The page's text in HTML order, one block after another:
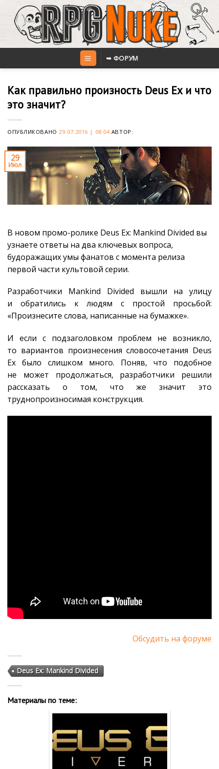
content
➥ ФОРУМ
Как правильно произность Deus Ex и что
это значит?
ОПУБЛИКОВАНО 29.07.2016 | 08:04АВТОР:
29
Июл
В новом промо-ролике Deus Ex: Mankind Divided вы
узнаете ответы на два ключевых вопроса,
будоражащих умы фанатов с момента релиза
первой части культовой серии.
Разработчики Mankind Divided вышли на улицу
и обратились к людям с простой просьбой:
«Произнесите слова, написанные на бумажке».
И если с подзаголовком проблем не возникло,
то вариантов произнесения словосочетания Deus
Ex было слишком много. Поняв, что подобное
не может продолжаться, разработчики решили
рассказать о том, что же значит это
труднопроизносимая конструкция.
Обсудить на форуме
Deus Ex: Mankind Divided
Материалы по теме: